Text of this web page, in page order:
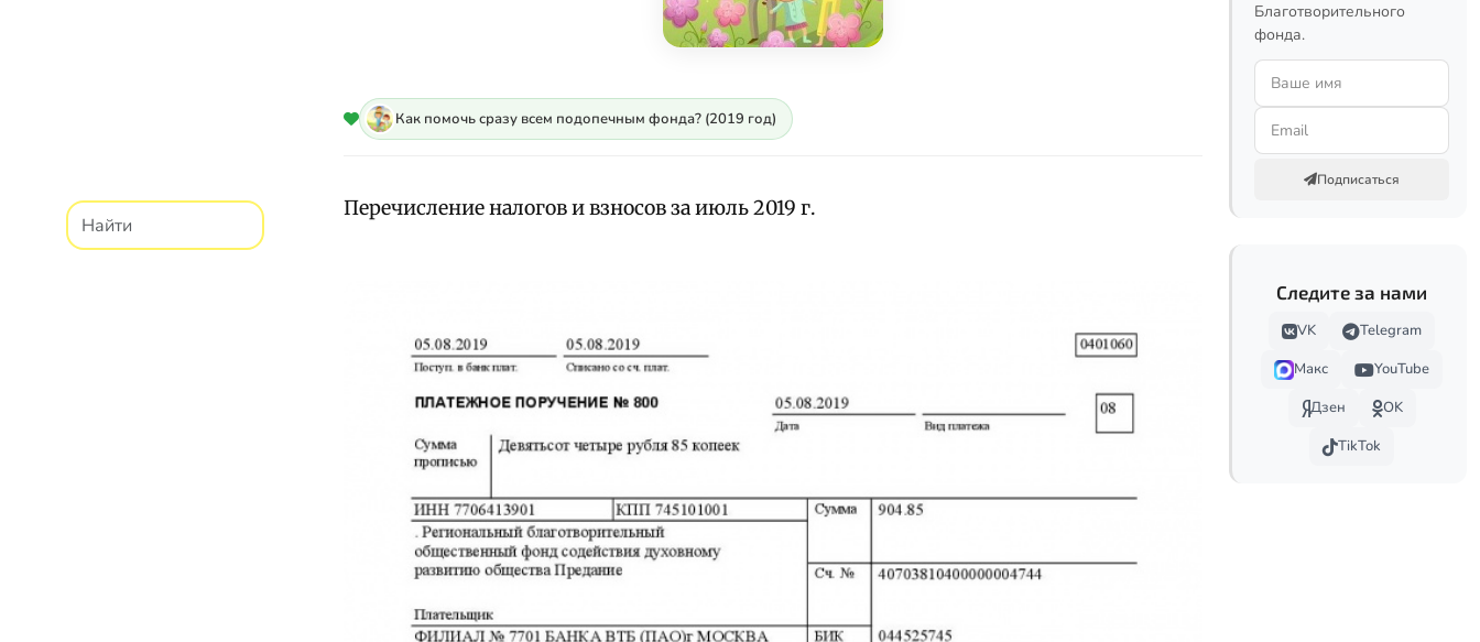
Как помочь сразу всем подопечным фонда? (2019 год)
Перечисление налогов и взносов за июль 2019 г.
Благотворительного
фонда.
Подписаться
Следите за нами
VK
Telegram
Макс
YouTube
Дзен
OK
TikTok